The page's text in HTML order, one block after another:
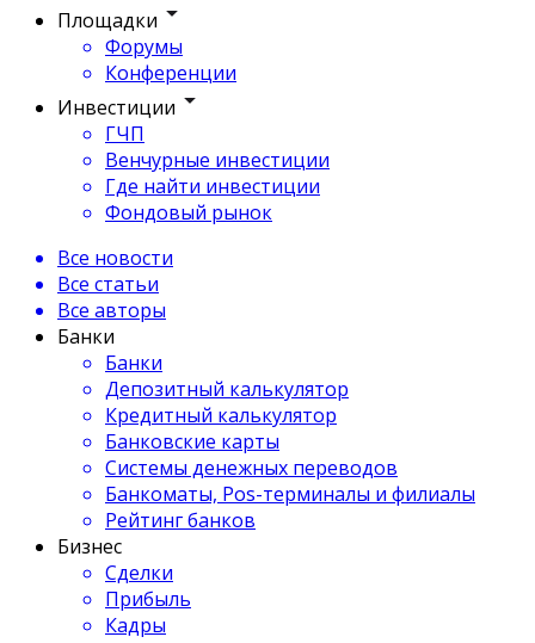
Площадки
Форумы
Конференции
Инвестиции
ГЧП
Венчурные инвестиции
Где найти инвестиции
Фондовый рынок
Все новости
Все статьи
Все авторы
Банки
Банки
Депозитный калькулятор
Кредитный калькулятор
Банковские карты
Системы денежных переводов
Банкоматы, Pos-терминалы и филиалы
Рейтинг банков
Бизнес
Сделки
Прибыль
Кадры